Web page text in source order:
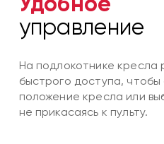
управление
На подлокотнике кресла
быстрого доступа, чтобы
положение кресла или
не прикасаясь к пульту.